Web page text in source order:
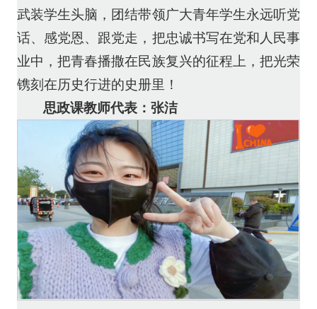
武装学生头脑，团结带领广大青年学生永远听党
话、感党恩、跟党走，把忠诚书写在党和人民事
业中，把青春播撒在民族复兴的征程上，把光荣
镌刻在历史行进的史册里！
思政课教师代表：张洁